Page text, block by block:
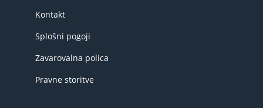
Kontakt
Splošni pogoji
Zavarovalna polica
Pravne storitve